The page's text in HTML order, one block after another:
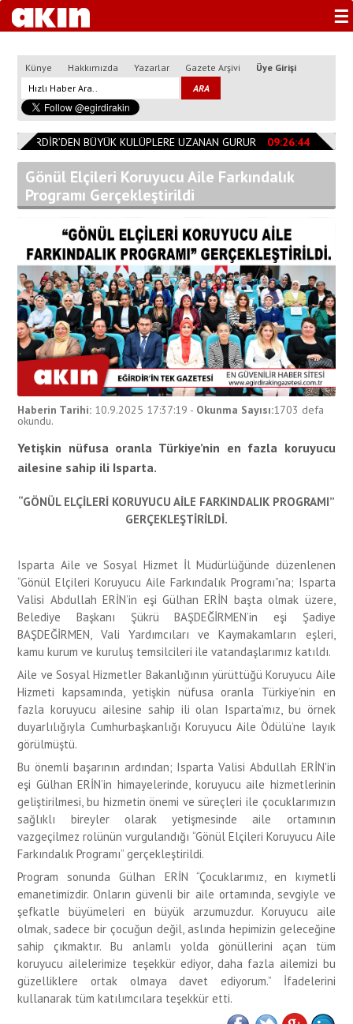
☰
Künye Hakkımızda Yazarlar Gazete Arşivi Üye Girişi
EĞİRDİR’DEN BÜYÜK KULÜPLERE UZANAN GURUR 09:26:44
Gönül Elçileri Koruyucu Aile Farkındalık
Programı Gerçekleştirildi
Haberin Tarihi: 10.9.2025 17:37:19 - Okunma Sayısı:1703 defa
okundu.
Yetişkin nüfusa oranla Türkiye’nin en fazla koruyucu
ailesine sahip ili Isparta.
“GÖNÜL ELÇİLERİ KORUYUCU AİLE FARKINDALIK PROGRAMI”
GERÇEKLEŞTİRİLDİ.
Isparta Aile ve Sosyal Hizmet İl Müdürlüğünde düzenlenen
“Gönül Elçileri Koruyucu Aile Farkındalık Programı”na; Isparta
Valisi Abdullah ERİN’in eşi Gülhan ERİN başta olmak üzere,
Belediye Başkanı Şükrü BAŞDEĞİRMEN’in eşi Şadiye
BAŞDEĞİRMEN, Vali Yardımcıları ve Kaymakamların eşleri,
kamu kurum ve kuruluş temsilcileri ile vatandaşlarımız katıldı.
Aile ve Sosyal Hizmetler Bakanlığının yürüttüğü Koruyucu Aile
Hizmeti kapsamında, yetişkin nüfusa oranla Türkiye’nin en
fazla koruyucu ailesine sahip ili olan Isparta’mız, bu örnek
duyarlılığıyla Cumhurbaşkanlığı Koruyucu Aile Ödülü’ne layık
görülmüştü.
Bu önemli başarının ardından; Isparta Valisi Abdullah ERİN'in
eşi Gülhan ERİN’in himayelerinde, koruyucu aile hizmetlerinin
geliştirilmesi, bu hizmetin önemi ve süreçleri ile çocuklarımızın
sağlıklı bireyler olarak yetişmesinde aile ortamının
vazgeçilmez rolünün vurgulandığı “Gönül Elçileri Koruyucu Aile
Farkındalık Programı” gerçekleştirildi.
Program sonunda Gülhan ERİN “Çocuklarımız, en kıymetli
emanetimizdir. Onların güvenli bir aile ortamında, sevgiyle ve
şefkatle büyümeleri en büyük arzumuzdur. Koruyucu aile
olmak, sadece bir çocuğun değil, aslında hepimizin geleceğine
sahip çıkmaktır. Bu anlamlı yolda gönüllerini açan tüm
koruyucu ailelerimize teşekkür ediyor, daha fazla ailemizi bu
güzelliklere ortak olmaya davet ediyorum.” İfadelerini
kullanarak tüm katılımcılara teşekkür etti.